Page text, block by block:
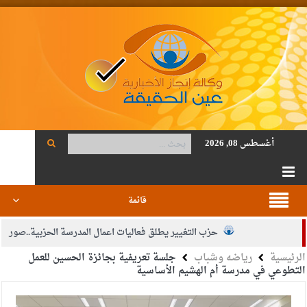
أغسطس 08, 2026
قائمة
حزب التغيير يطلق فعاليات اعمال المدرسة الحزبية..صور
الجيش يفتح باب التجنيد لحملة البكالوريوس في الحقوق والقانون
بيان اجتماع عمّان:دعم الوصاية الهاشمية التاريخية على المقدسات
الرئيسية رياضه وشباب جلسة تعريفية بجائزة الحسين للعمل
التطوعي في مدرسة أم الهشيم الأساسية